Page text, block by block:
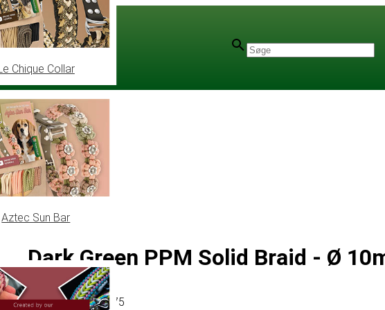
Chique Collar
Aztec Sun Bar
Dark Green PPM Solid Braid - Ø
Artikel# MT011075